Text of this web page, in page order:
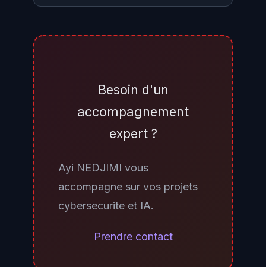
apparait dans des bases de
Cependant, toutes les
compilations ne sont pas
prudence s'impose
independamment : surveillez vos
e-mails pour des tentatives
d'extorsion faisant reference a
Besoin d'un
accompagnement
expert ?
Ayi NEDJIMI vous
accompagne sur vos projets
cybersecurite et IA.
Prendre contact